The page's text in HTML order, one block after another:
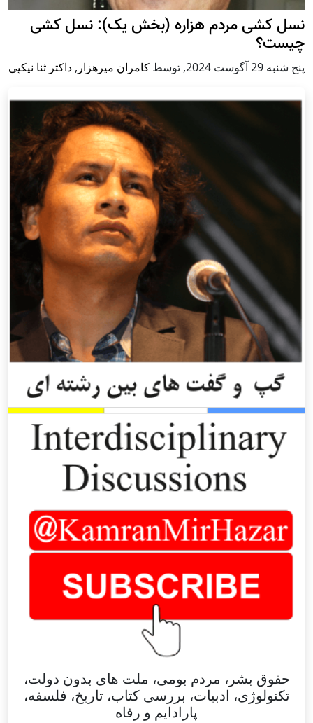
نسل کشی مردم هزاره (بخش یک): نسل کشی
چیست؟
پنج شنبه 29 آگوست 2024 , توسط کامران میرهزار , داکتر ثنا نیکپی
حقوق بشر، مردم بومی، ملت های بدون دولت،
تکنولوژی، ادبیات، بررسی کتاب، تاریخ، فلسفه،
پارادایم و رفاه